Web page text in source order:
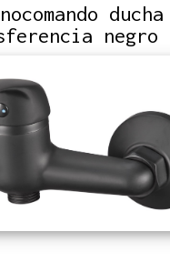
negro